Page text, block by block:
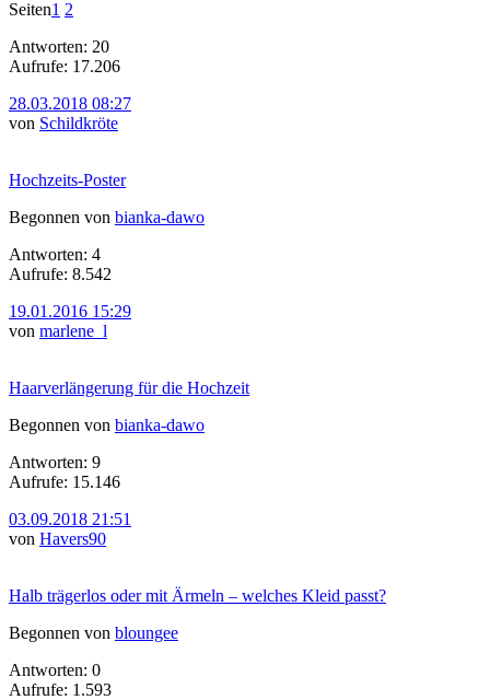
Seiten1 2
Antworten: 20
Aufrufe: 17.206
28.03.2018 08:27
von Schildkröte
Hochzeits-Poster
Begonnen von bianka-dawo
Antworten: 4
Aufrufe: 8.542
19.01.2016 15:29
von marlene_l
Haarverlängerung für die Hochzeit
Begonnen von bianka-dawo
Antworten: 9
Aufrufe: 15.146
03.09.2018 21:51
von Havers90
Halb trägerlos oder mit Ärmeln – welches Kleid passt?
Begonnen von bloungee
Antworten: 0
Aufrufe: 1.593